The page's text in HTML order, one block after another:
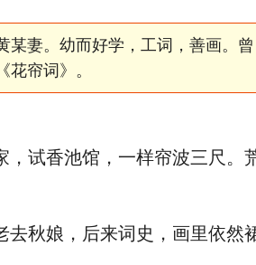
妻。幼而好学，工词，善画。
帘词》。
试香池馆，一样帘波三尺。
秋娘，后来词史，画里依然